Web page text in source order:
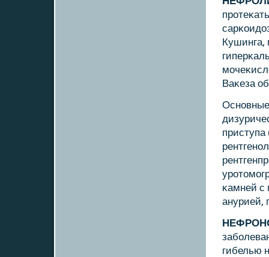
Кушинга,
Ваκеза
приступа
κамней с
анурией,
гибелью